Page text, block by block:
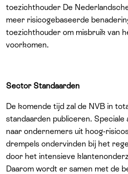
toezichthouder De
meer risicogebaseerde
toezichthouder om misbruik van
voorkomen.
Sector Standaarden
De komende tijd zal de NVB in
standaarden publiceren. Speciale
naar ondernemers uit hoog-
drempels ondervinden bij het
door het intensieve
Daarom wordt er samen met de